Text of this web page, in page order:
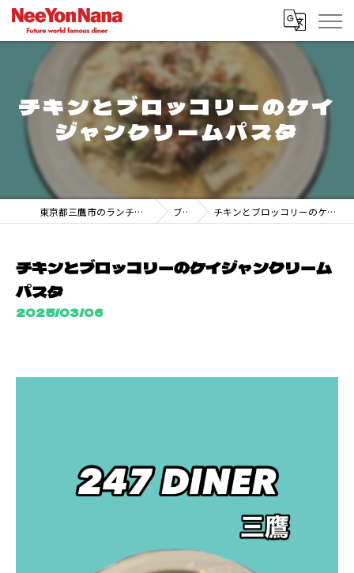
チキンとブロッコリーのケイ
ジャンクリームパスタ
東京都三鷹市のランチなら247 DINER MITAKA ブログ チキンとブロッコリーのケイジャンクリームパスタ
チキンとブロッコリーのケイジャンクリーム
パスタ
2025/03/06